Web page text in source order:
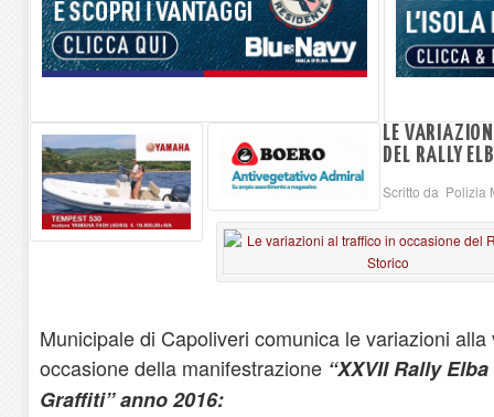
LE
DEL RALLY
Scritto da Polizia
Municipale di Capoliveri comunica le variazioni
occasione della manifestrazione “XXVII Rally
Graffiti” anno 2016: